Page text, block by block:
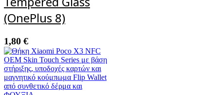
(OnePlus 8)
1,80 €